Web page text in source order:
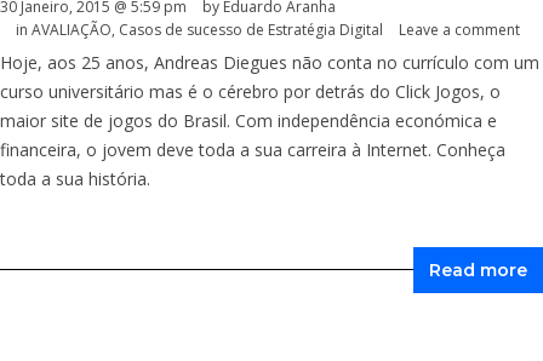
30 Janeiro, 2015 @ 5:59 pm by Eduardo Aranha
in AVALIAÇÃO, Casos de sucesso de Estratégia Digital Leave a comment
Hoje, aos 25 anos, Andreas Diegues não conta no currículo com um
curso universitário mas é o cérebro por detrás do Click Jogos, o
maior site de jogos do Brasil. Com independência económica e
financeira, o jovem deve toda a sua carreira à Internet. Conheça
toda a sua história.
Read more